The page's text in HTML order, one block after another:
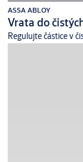
ASSA ABLOY
Vrata do
Regulujte částice v